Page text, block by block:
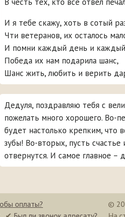
И я тебе скажу, хоть в сотый
Чти ветеранов, их осталось
И помни каждый день и каждый
Победа их нам подарила шанс,
Шанс жить, любить и верить
Дедуля, поздравляю тебя с
пожелать много хорошего. Во-
будет настолько крепким, что
зубы! Во-вторых, пусть счастье
отвернутся. И самое главное –
оплаты?
©